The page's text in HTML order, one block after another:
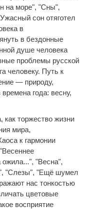
на море", "Сны",
сон отяготел
в
в бездонные
душе человека
проблемы русской
человеку. Путь к
— природу,
года: весну,
как торжество жизни
мира,
к гармонии
"Весна",
"Слезы", "Ещё шумел
нас тонкостью
цветовые
восприятие